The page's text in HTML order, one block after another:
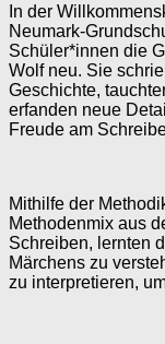
In der
Neumark-
Schüler*innen die
Wolf neu. Sie
Geschichte,
erfanden neue
Freude am
Mithilfe der
Methodenmix aus
Schreiben, lernten
Märchens zu
zu interpretieren,